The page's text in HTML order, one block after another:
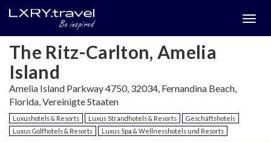
The Ritz-Carlton, Amelia
Island
Amelia Island Parkway 4750, 32034, Fernandina Beach,
Florida, Vereinigte Staaten
Luxushotels & Resorts Luxus Strandhotels & Resorts
Geschäftshotels
Luxus Golfhotels & Resorts
Luxus Spa & Wellnesshotels und Resorts